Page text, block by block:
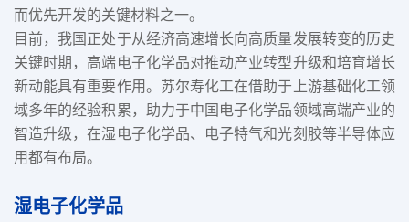
而优先开发的关键材料之一。
目前，我国正处于从经济高速增长向高质量发展转变的历史
关键时期，高端电子化学品对推动产业转型升级和培育增长
新动能具有重要作用。苏尔寿化工在借助于上游基础化工领
域多年的经验积累，助力于中国电子化学品领域高端产业的
智造升级，在湿电子化学品、电子特气和光刻胶等半导体应
用都有布局。
湿电子化学品